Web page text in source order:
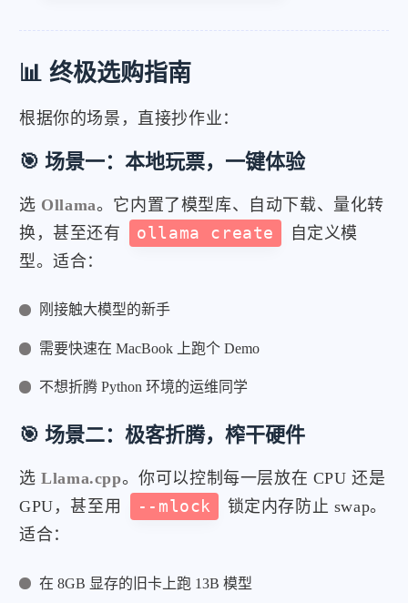
📊 终极选购指南
根据你的场景，直接抄作业：
🎯 场景一：本地玩票，一键体验
选 Ollama。它内置了模型库、自动下载、量化转
换，甚至还有
ollama create
自定义模
型。适合：
刚接触大模型的新手
需要快速在 MacBook 上跑个 Demo
不想折腾 Python 环境的运维同学
🎯 场景二：极客折腾，榨干硬件
选Llama.cpp。你可以控制每一层放在 CPU 还是
GPU，甚至用
--mlock
锁定内存防止 swap。
适合：
在 8GB 显存的旧卡上跑 13B 模型